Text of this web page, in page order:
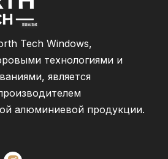
Tech Windows,
технологиями и
является
алюминиевой продукции.